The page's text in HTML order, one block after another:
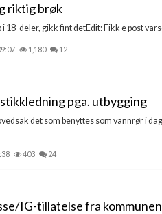
riktig brøk
i 18-deler, gikk fint detEdit: Fikk e post
1,180 12
pga. utbygging
det som benyttes som vannrør i
403 24
IG-tillatelse fra kommunen